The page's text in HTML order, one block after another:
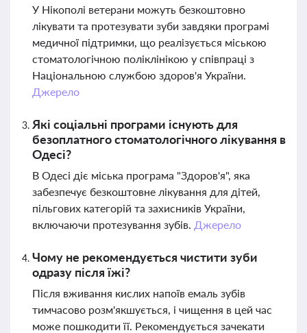
У Нікополі ветерани можуть безкоштовно
лікувати та протезувати зуби завдяки програмі
медичної підтримки, що реалізується міською
стоматологічною поліклінікою у співпраці з
Національною службою здоров'я України.
Джерело
Які соціальні програми існують для
безоплатного стоматологічного лікування в
Одесі?
В Одесі діє міська програма "Здоров'я", яка
забезпечує безкоштовне лікування для дітей,
пільгових категорій та захисників України,
включаючи протезування зубів. Джерело
Чому не рекомендується чистити зуби
одразу після їжі?
Після вживання кислих напоїв емаль зубів
тимчасово розм'якшується, і чищення в цей час
може пошкодити її. Рекомендується зачекати